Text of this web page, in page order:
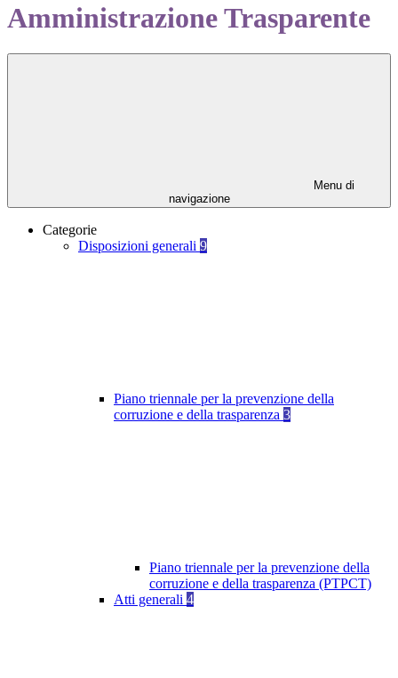
Amministrazione Trasparente
Menu di
navigazione
Categorie
Disposizioni generali 9
Piano triennale per la prevenzione della
corruzione e della trasparenza 3
Piano triennale per la prevenzione della
corruzione e della trasparenza (PTPCT)
Atti generali 4